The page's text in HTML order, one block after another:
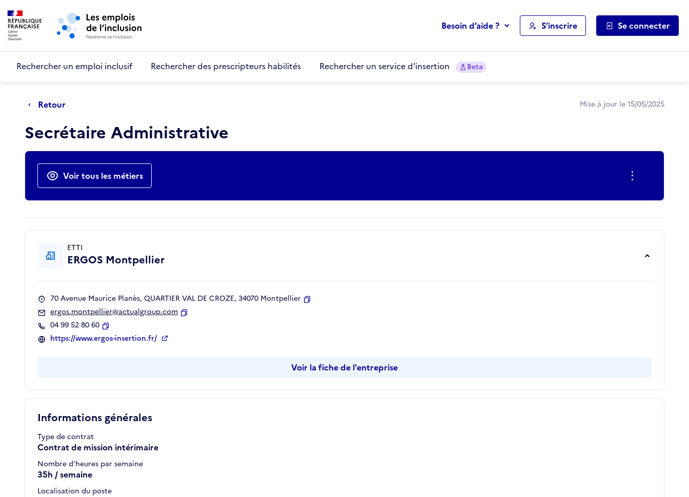
Aller au menu principal
Besoin d’aide ? S’inscrire Se connecter
Rechercher un emploi inclusif Rechercher des prescripteurs habilités Rechercher un service d'insertion Beta
Retour Mise à jour le 15/05/2025
Secrétaire Administrative
Actions rapides
Voir tous les métiers
Informations générales
Type de contrat
Contrat de mission intérimaire
Nombre d'heures par semaine
35h / semaine
Localisation du poste
ETTI
ERGOS Montpellier
70 Avenue Maurice Planès, QUARTIER VAL DE CROZE, 34070 Montpellier
ergos.montpellier@actualgroup.com
04 99 52 80 60
Copier
https://www.ergos-insertion.fr/
Voir la fiche de l'entreprise